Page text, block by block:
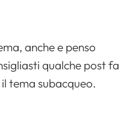
anche e penso
qualche post fa
tema subacqueo.